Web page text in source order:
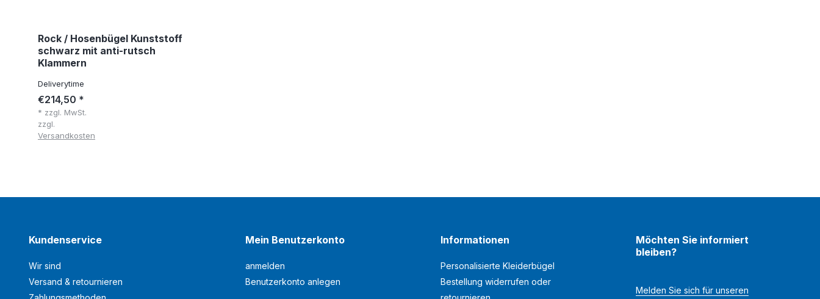
Rock / Hosenbügel Kunststoff
schwarz mit anti-rutsch
Klammern
Deliverytime
€214,50 *
* zzgl. MwSt.
zzgl.
Versandkosten
Kundenservice
Wir sind
Versand & retournieren
Mein Benutzerkonto
anmelden
Benutzerkonto anlegen
Informationen
Personalisierte Kleiderbügel
Bestellung widerrufen oder
Möchten Sie informiert
bleiben?
Melden Sie sich für unseren